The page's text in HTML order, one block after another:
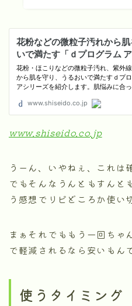
www.shiseido.co.jp
うーん、いやねぇ、これは
でもそんなうんともすんと
う感想でリピどころか使い
まぁそれでももう一回ちゃ
で軽減されるなら安いもん
使うタイミン